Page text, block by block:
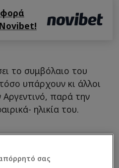
το συμβόλαιο του
υπάρχουν κι άλλοι
Αργεντινό, παρά την
ηλικία του.
σας